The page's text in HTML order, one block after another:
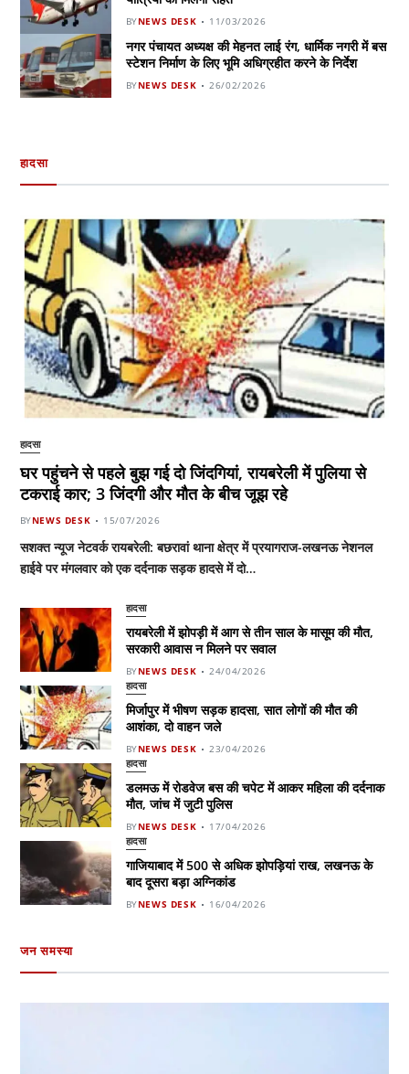
BYNEWS DESK 11/03/2026
नगर पंचायत अध्यक्ष की मेहनत लाई रंग, धार्मिक नगरी में बस
स्टेशन निर्माण के लिए भूमि अधिग्रहीत करने के निर्देश
BYNEWS DESK 26/02/2026
हादसा
हादसा
घर पहुंचने से पहले बुझ गई दो जिंदगियां, रायबरेली में पुलिया से
टकराई कार; 3 जिंदगी और मौत के बीच जूझ रहे
BYNEWS DESK 15/07/2026
सशक्त न्यूज नेटवर्क रायबरेली: बछरावां थाना क्षेत्र में प्रयागराज-लखनऊ नेशनल
हाईवे पर मंगलवार को एक दर्दनाक सड़क हादसे में दो…
हादसा
रायबरेली में झोपड़ी में आग से तीन साल के मासूम की मौत,
सरकारी आवास न मिलने पर सवाल
BYNEWS DESK 24/04/2026
हादसा
मिर्जापुर में भीषण सड़क हादसा, सात लोगों की मौत की
आशंका, दो वाहन जले
BYNEWS DESK 23/04/2026
हादसा
डलमऊ में रोडवेज बस की चपेट में आकर महिला की दर्दनाक
मौत, जांच में जुटी पुलिस
BYNEWS DESK 17/04/2026
हादसा
गाजियाबाद में 500 से अधिक झोपड़ियां राख, लखनऊ के
बाद दूसरा बड़ा अग्निकांड
BYNEWS DESK 16/04/2026
जन समस्या